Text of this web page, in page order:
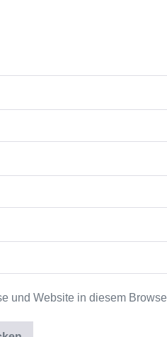
und Website in diesem